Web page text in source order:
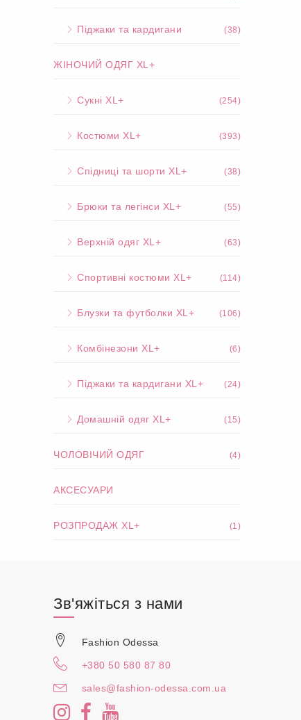
Піджаки та кардигани (38)
ЖІНОЧИЙ ОДЯГ XL+
Сукні XL+ (254)
Костюми XL+ (393)
Спідниці та шорти XL+ (38)
Брюки та легінси XL+ (55)
Верхній одяг XL+ (63)
Спортивні костюми XL+ (114)
Блузки та футболки XL+ (106)
Комбінезони XL+ (6)
Піджаки та кардигани XL+ (24)
Домашній одяг XL+ (15)
ЧОЛОВІЧИЙ ОДЯГ (4)
АКСЕСУАРИ
РОЗПРОДАЖ XL+ (1)
Зв'яжіться з нами
Fashion Odessa
+380 50 580 87 80
sales@fashion-odessa.com.ua